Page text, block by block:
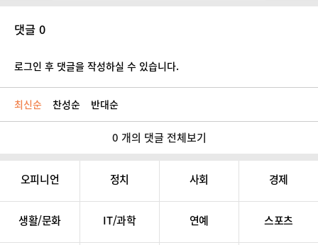
댓글 0
로그인 후 댓글을 작성하실 수 있습니다.
최신순 찬성순 반대순
0 개의 댓글 전체보기
오피니언 정치 사회 경제
생활/문화 IT/과학 연예 스포츠